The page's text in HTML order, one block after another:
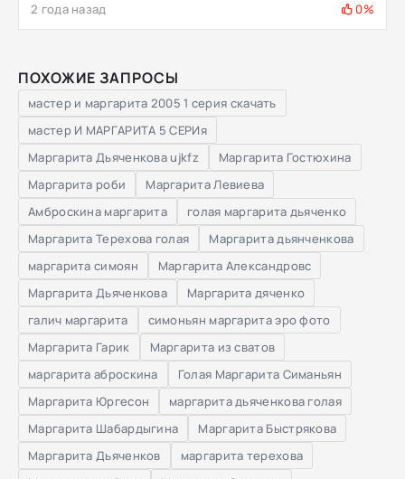
2 года назад 0%
ПОХОЖИЕ ЗАПРОСЫ
мастер и маргарита 2005 1 серия скачать
мастер И МАРГАРИТА 5 СЕРИя
Маргарита Дьяченкова ujkfz
Маргарита Гостюхина
Маргарита роби
Маргарита Левиева
Амброскина маргарита
голая маргарита дьяченко
Маргарита Терехова голая
Маргарита дьянченкова
маргарита симоян
Маргарита Александровс
Маргарита Дьяченкова
Маргарита дяченко
галич маргарита
симоньян маргарита эро фото
Маргарита Гарик
Маргарита из сватов
маргарита аброскина
Голая Маргарита Симаньян
Маргарита Юргесон
маргарита дьяченкова голая
Маргарита Шабардыгина
Маргарита Быстрякова
Маргарита Дьяченков
маргарита терехова